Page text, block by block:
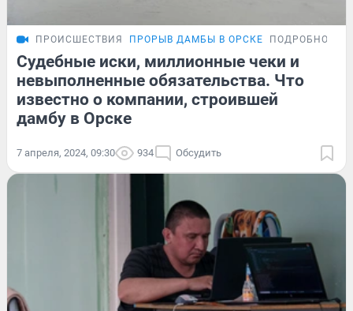
ПРОИСШЕСТВИЯ ПРОРЫВ ДАМБЫ В ОРСКЕ ПОДРОБНОСТИ
Судебные иски, миллионные чеки и
невыполненные обязательства. Что
известно о компании, строившей
дамбу в Орске
7 апреля, 2024, 09:30 934 Обсудить